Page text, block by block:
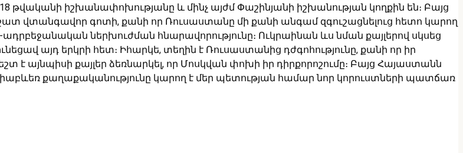
թվականի իշխանափոխությանը և մինչ այժմ Փաշինյանի իշխանության կողքին են։ Բայց
վտանգավոր գոտի, քանի որ Ռուսաստանը մի քանի անգամ զգուշացնելուց հետո կարող
ադրբեջանական ներխուժման հնարավորությունը։ Ուկրաինան ևս նման քայլերով սկսեց
այդ երկրի հետ։ Իհարկե, տեղին է Ռուսաստանից դժգոհությունը, քանի որ իր
է այնպիսի քայլեր ձեռնարկել, որ Մոսկվան փոխի իր դիրքորոշումը։ Բայց Հայաստանն
քաղաքականությունը կարող է մեր պետության համար նոր կորուստների պատճառ